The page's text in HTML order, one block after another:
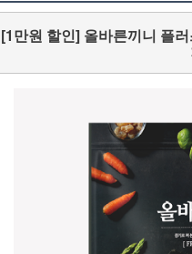
[1만원 할인] 올바른끼니 플